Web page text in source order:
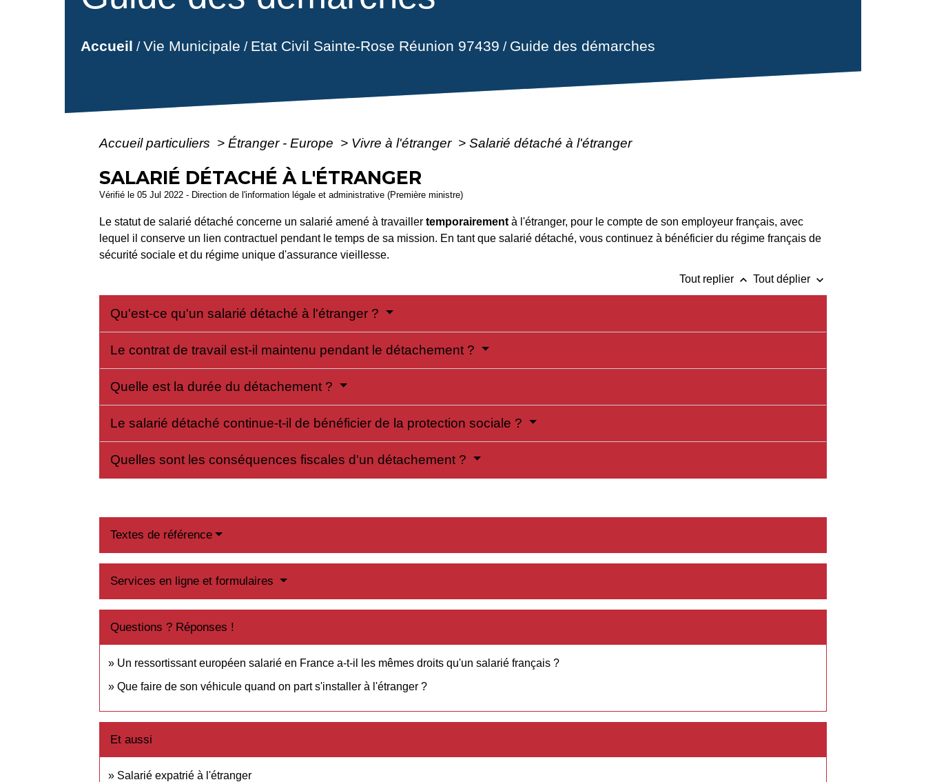
Accueil /Vie Municipale / Etat Civil Sainte-Rose Réunion 97439 / Guide des démarches
Accueil particuliers > Étranger - Europe > Vivre à l'étranger > Salarié détaché à l'étranger
SALARIÉ DÉTACHÉ À L'ÉTRANGER
Vérifié le 05 Jul 2022 - Direction de l'information légale et administrative (Première ministre)
Le statut de salarié détaché concerne un salarié amené à travailler temporairement à l'étranger, pour le compte de son employeur français, avec
lequel il conserve un lien contractuel pendant le temps de sa mission. En tant que salarié détaché, vous continuez à bénéficier du régime français de
sécurité sociale et du régime unique d'assurance vieillesse.
Tout replier keyboard_arrow_up Tout déplier keyboard_arrow_down
Qu'est-ce qu'un salarié détaché à l'étranger ?
Le contrat de travail est-il maintenu pendant le détachement ?
Quelle est la durée du détachement ?
Le salarié détaché continue-t-il de bénéficier de la protection sociale ?
Quelles sont les conséquences fiscales d'un détachement ?
Textes de référence
Services en ligne et formulaires
Questions ? Réponses !
Un ressortissant européen salarié en France a-t-il les mêmes droits qu'un salarié français ?
Que faire de son véhicule quand on part s'installer à l'étranger ?
Et aussi
Salarié expatrié à l'étranger